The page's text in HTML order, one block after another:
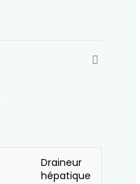
Draineur
hépatique